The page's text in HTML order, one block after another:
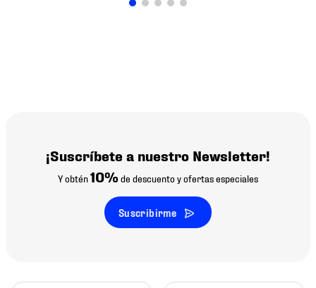
¡Suscríbete a nuestro Newsletter!
Y obtén10% de descuento y ofertas especiales
Suscribirme